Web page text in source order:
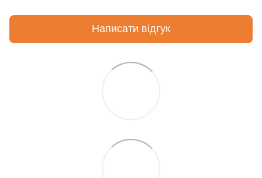
Написати відгук